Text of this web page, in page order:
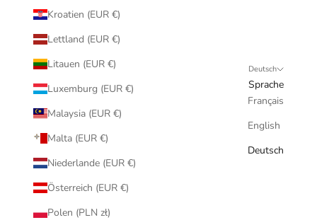
Kroatien (EUR €)
Lettland (EUR €)
Litauen (EUR €)
Luxemburg (EUR €)
Malaysia (EUR €)
Malta (EUR €)
Niederlande (EUR €)
Österreich (EUR €)
Polen (PLN zł)
Deutsch
Sprache
Français
English
Deutsch